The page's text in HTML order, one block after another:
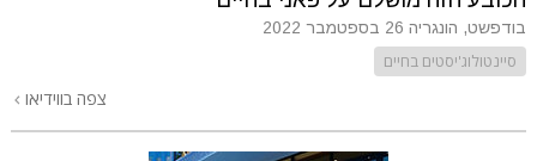
בודפשט, הונגריה 26 בספטמבר 2022
סיינטולוג'יסטים בחיים
צפה בווידיאו